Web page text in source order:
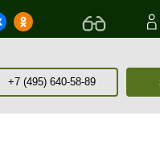
+7 (495) 640-58-89